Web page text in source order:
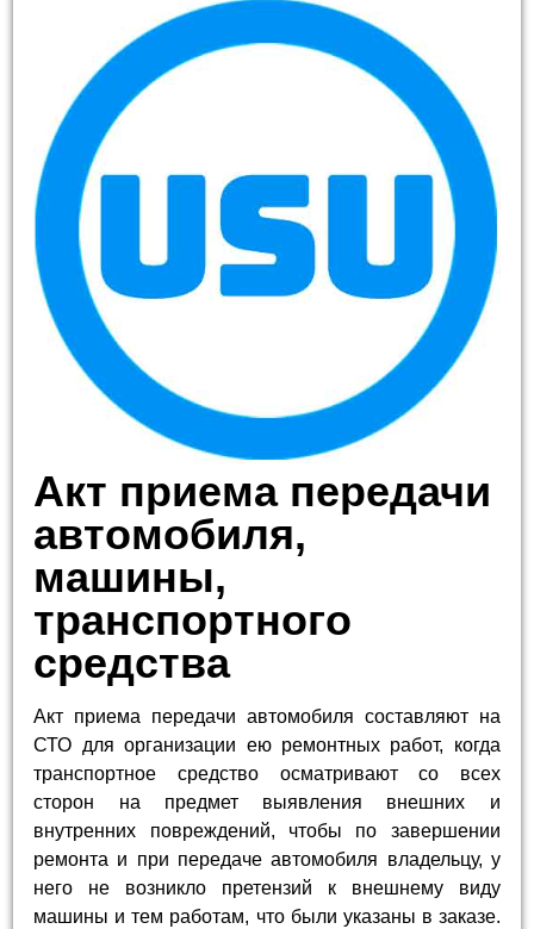
Акт приема передачи
автомобиля,
машины,
транспортного
средства
Акт приема передачи автомобиля составляют на
СТО для организации ею ремонтных работ, когда
транспортное средство осматривают со всех
сторон на предмет выявления внешних и
внутренних повреждений, чтобы по завершении
ремонта и при передаче автомобиля владельцу, у
него не возникло претензий к внешнему виду
машины и тем работам, что были указаны в заказе.